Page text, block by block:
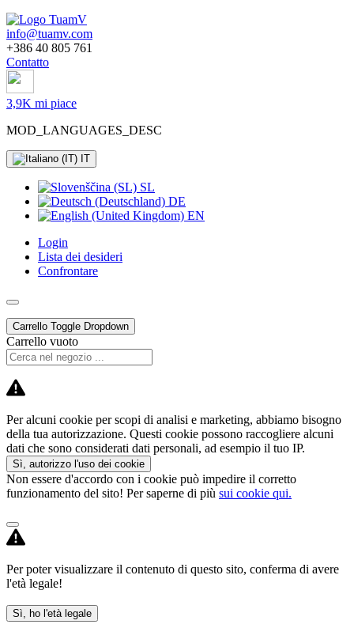
info@tuamv.com
+386 40 805 761
Contatto
3,9K mi piace
MOD_LANGUAGES_DESC
IT
SL
DE
EN
Login
Lista dei desideri
Confrontare
Carrello Toggle Dropdown
Carrello vuoto
Per alcuni cookie per scopi di analisi e marketing, abbiamo bisogno
della tua autorizzazione. Questi cookie possono raccogliere alcuni
dati che sono considerati dati personali, ad esempio il tuo IP.
Sì, autorizzo l'uso dei cookie
Non essere d'accordo con i cookie può impedire il corretto
funzionamento del sito! Per saperne di più sui cookie qui.
Per poter visualizzare il contenuto di questo sito, conferma di avere
l'età legale!
Sì, ho l'età legale